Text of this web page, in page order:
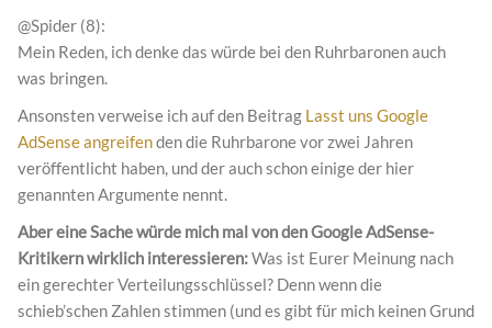
@Spider (8):
Mein Reden, ich denke das würde bei den Ruhrbaronen auch
was bringen.
Ansonsten verweise ich auf den Beitrag Lasst uns Google
AdSense angreifenden die Ruhrbarone vor zwei Jahren
veröffentlicht haben, und der auch schon einige der hier
genannten Argumente nennt.
Aber eine Sache würde mich mal von den Google AdSense-
Kritikern wirklich interessieren:Was ist Eurer Meinung nach
ein gerechter Verteilungsschlüssel? Denn wenn die
schieb’schen Zahlen stimmen (und es gibt für mich keinen Grund